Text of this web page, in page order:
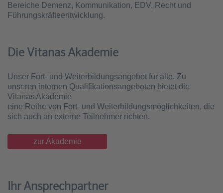
Bereiche Demenz, Kommunikation, EDV, Recht und
Führungskräfteentwicklung.
Die Vitanas Akademie
Unser Fort- und Weiterbildungsangebot für alle. Zu
unseren internen Qualifikationsangeboten bietet die
Vitanas Akademie
eine Reihe von Fort- und Weiterbildungsmöglichkeiten, die
sich auch an externe Teilnehmer richten.
zur Akademie
Ihr Ansprechpartner